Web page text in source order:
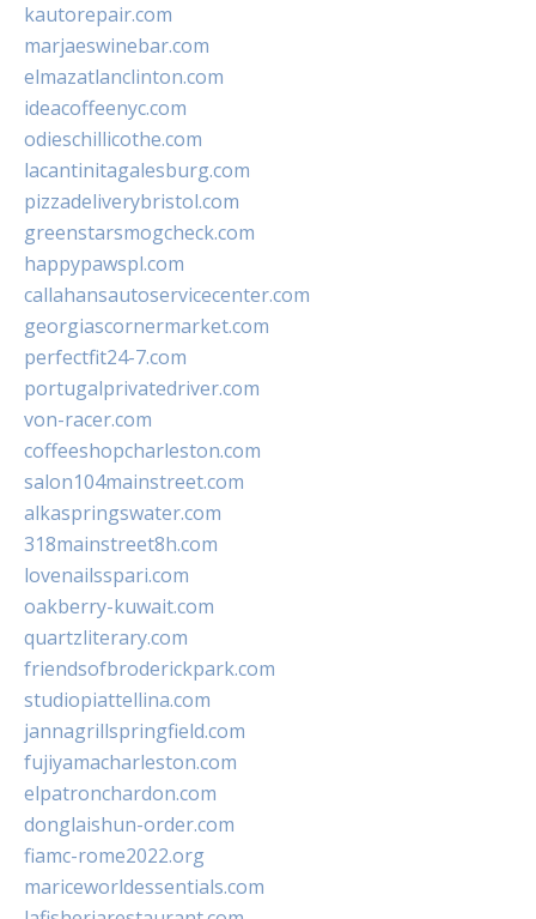
kautorepair.com
marjaeswinebar.com
elmazatlanclinton.com
ideacoffeenyc.com
odieschillicothe.com
lacantinitagalesburg.com
pizzadeliverybristol.com
greenstarsmogcheck.com
happypawspl.com
callahansautoservicecenter.com
georgiascornermarket.com
perfectfit24-7.com
portugalprivatedriver.com
von-racer.com
coffeeshopcharleston.com
salon104mainstreet.com
alkaspringswater.com
318mainstreet8h.com
lovenailsspari.com
oakberry-kuwait.com
quartzliterary.com
friendsofbroderickpark.com
studiopiattellina.com
jannagrillspringfield.com
fujiyamacharleston.com
elpatronchardon.com
donglaishun-order.com
fiamc-rome2022.org
mariceworldessentials.com